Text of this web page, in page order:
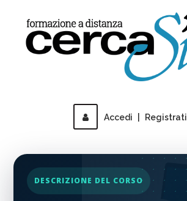
Accedi Registrati
DESCRIZIONE DEL CORSO